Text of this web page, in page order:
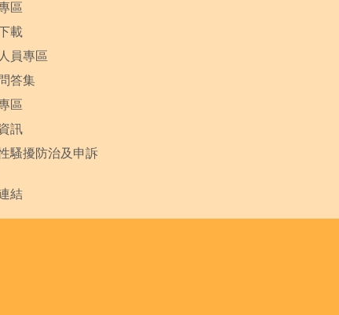
區
載
員專區
答集
區
訊
騷擾防治及申訴
結